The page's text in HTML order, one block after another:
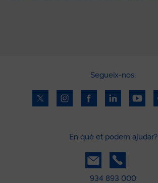
Segueix-nos:
En què et podem ajudar?
934 893 000